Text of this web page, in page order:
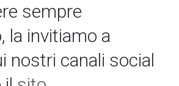
sempre
la invitiamo a
nostri canali social